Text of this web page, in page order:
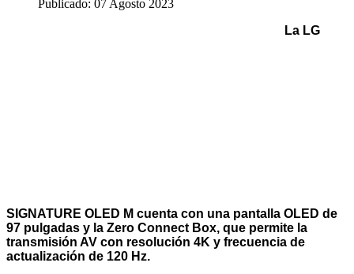
Publicado: 07 Agosto 2023
La LG
SIGNATURE OLED M cuenta con una pantalla OLED de
97 pulgadas y la Zero Connect Box, que permite la
transmisión AV con resolución 4K y frecuencia de
actualización de 120 Hz.